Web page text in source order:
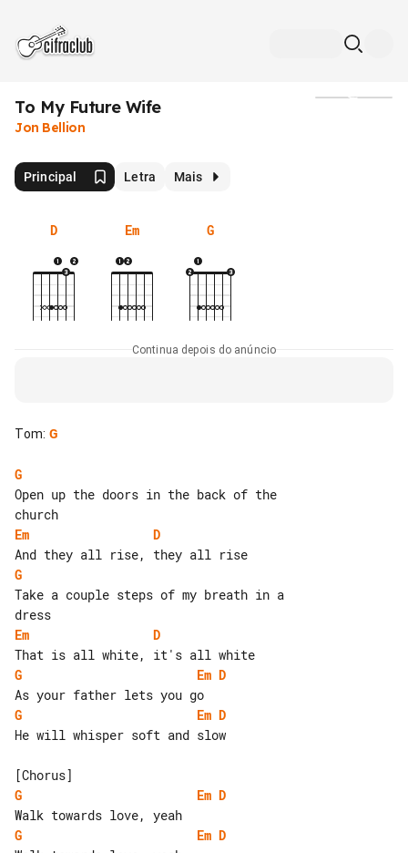
To My Future Wife
Jon Bellion
Principal Letra Mais
D Em G
Continua depois do anúncio
Tom: G
G
Open up the doors in the back of the
Em
D
G
Take a couple steps of my breath in a
Em
D
G
Em D
G
Em D
He will whisper soft and slow
G
Em D
G
Em D